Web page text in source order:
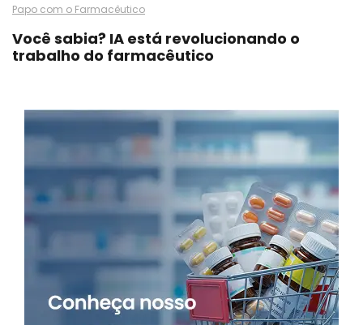
Papo com o Farmacêutico
Você sabia? IA está revolucionando o
trabalho do farmacêutico